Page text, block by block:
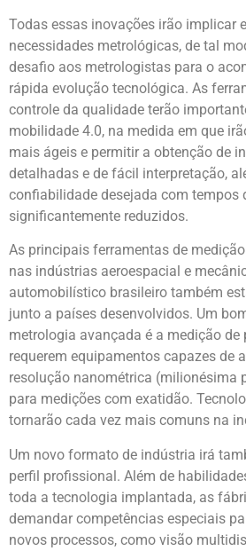
Todas essas inovações irão implicar
necessidades metrológicas, de tal
desafio aos metrologistas para o
rápida evolução tecnológica. As
controle da qualidade terão
mobilidade 4.0, na medida em que
mais ágeis e permitir a obtenção de
detalhadas e de fácil interpretação,
confiabilidade desejada com tempos
significantemente reduzidos.
As principais ferramentas de
nas indústrias aeroespacial e
automobilístico brasileiro também
junto a países desenvolvidos. Um
metrologia avançada é a medição
requerem equipamentos capazes de
resolução nanométrica (milionésima
para medições com exatidão.
tornarão cada vez mais comuns na
Um novo formato de indústria irá
perfil profissional. Além de
toda a tecnologia implantada, as
demandar competências especiais
novos processos, como visão